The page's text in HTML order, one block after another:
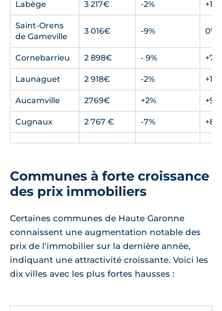
Labège 3 217€ -2%
Saint-Orens
de Gameville
3 016€ -9% 0%
Cornebarrieu 2 898€ - 9% +7%
Launaguet 2 918€ -2%
Aucamville 2769€ +2% +9%
Cugnaux 2 767 € -7% +8%
Communes à forte croissance
des prix immobiliers
Certaines communes de Haute Garonne
connaissent une augmentation notable des
prix de l'immobilier sur la dernière année,
indiquant une attractivité croissante. Voici les
dix villes avec les plus fortes hausses :